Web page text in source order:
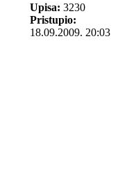
Upisa: 3230
Pristupio:
18.09.2009. 20:03